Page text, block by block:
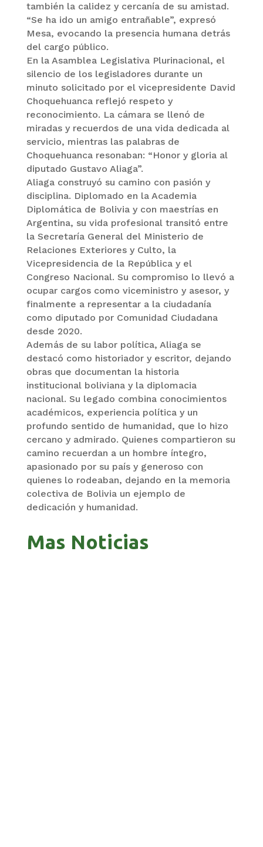
también la calidez y cercanía de su amistad.
“Se ha ido un amigo entrañable”, expresó
Mesa, evocando la presencia humana detrás
del cargo público.
En la Asamblea Legislativa Plurinacional, el
silencio de los legisladores durante un
minuto solicitado por el vicepresidente David
Choquehuanca reflejó respeto y
reconocimiento. La cámara se llenó de
miradas y recuerdos de una vida dedicada al
servicio, mientras las palabras de
Choquehuanca resonaban: “Honor y gloria al
diputado Gustavo Aliaga”.
Aliaga construyó su camino con pasión y
disciplina. Diplomado en la Academia
Diplomática de Bolivia y con maestrías en
Argentina, su vida profesional transitó entre
la Secretaría General del Ministerio de
Relaciones Exteriores y Culto, la
Vicepresidencia de la República y el
Congreso Nacional. Su compromiso lo llevó a
ocupar cargos como viceministro y asesor, y
finalmente a representar a la ciudadanía
como diputado por Comunidad Ciudadana
desde 2020.
Además de su labor política, Aliaga se
destacó como historiador y escritor, dejando
obras que documentan la historia
institucional boliviana y la diplomacia
nacional. Su legado combina conocimientos
académicos, experiencia política y un
profundo sentido de humanidad, que lo hizo
cercano y admirado. Quienes compartieron su
camino recuerdan a un hombre íntegro,
apasionado por su país y generoso con
quienes lo rodeaban, dejando en la memoria
colectiva de Bolivia un ejemplo de
dedicación y humanidad.
Mas Noticias